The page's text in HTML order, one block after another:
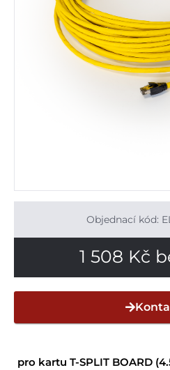
pro kartu T-SPLIT BOARD
Objednací kód:
1 508 Kč